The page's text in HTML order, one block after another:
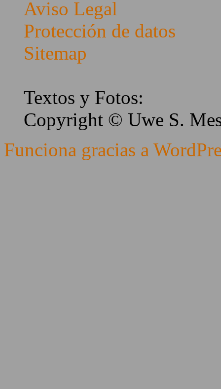
Aviso Legal
Protección de datos
Sitemap
Textos y Fotos:
Copyright © Uwe S.
Funciona gracias a